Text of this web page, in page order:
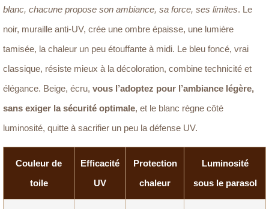
blanc, chacune propose son ambiance, sa force, ses limites. Le
noir, muraille anti-UV, crée une ombre épaisse, une lumière
tamisée, la chaleur un peu étouffante à midi. Le bleu foncé, vrai
classique, résiste mieux à la décoloration, combine technicité et
élégance. Beige, écru, vous l’adoptez pour l’ambiance légère,
sans exiger la sécurité optimale, et le blanc règne côté
luminosité, quitte à sacrifier un peu la défense UV.
Couleur de
toile
Efficacité
UV
Protection
chaleur
Luminosité
sous le parasol